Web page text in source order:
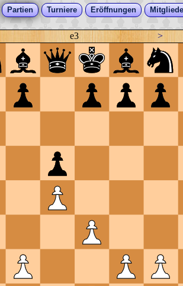
Partien Turniere Eröffnungen
e3 >